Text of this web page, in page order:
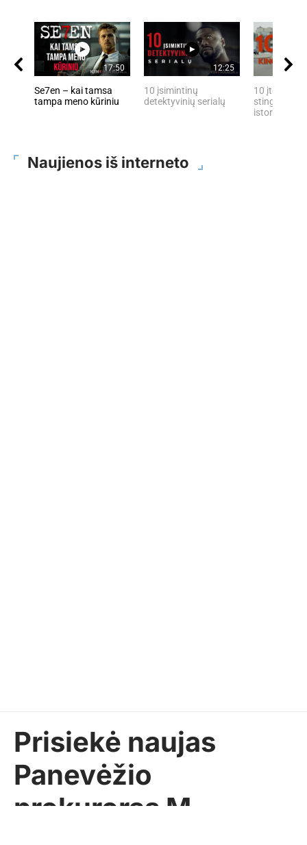
17:50
Se7en – kai tamsa
tampa meno kūriniu
12:25
10 įsimintinų
detektyvinių serialų
10 įtemptų,
stingdančių
istorijų
Naujienos iš interneto
Prisiekė naujas
Panevėžio
prokuroras M.